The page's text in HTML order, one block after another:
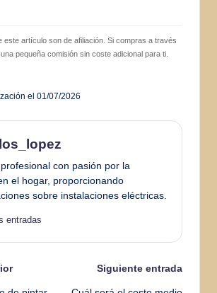
este artículo son de afiliación. Si compras a través
pequeña comisión sin coste adicional para ti.
el 01/07/2026
con pasión por la
el hogar, proporcionando
sobre instalaciones eléctricas.
entradas
Siguiente entrada